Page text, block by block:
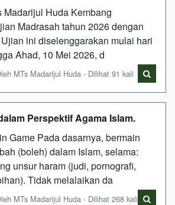
Huda Kembang
Madrasah tahun 2026 dengan
ini diselenggarakan mulai hari
Ahad, 10 Mei 2026, d
MTs Madarijul Huda - Dilihat 91 kali
Perspektif Agama Islam.
Game Pada dasarnya, bermain
(boleh) dalam Islam, selama:
unsur haram (judi, pornografi,
Tidak melalaikan da
MTs Madarijul Huda - Dilihat 268 kali